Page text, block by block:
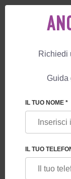
BLOG
IN
Richiedi
Guida
IL TUO NOME *
IL TUO